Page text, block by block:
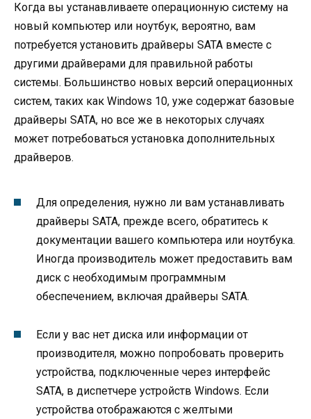
Когда вы устанавливаете операционную систему на
новый компьютер или ноутбук, вероятно, вам
потребуется установить драйверы SATA вместе с
другими драйверами для правильной работы
системы. Большинство новых версий операционных
систем, таких как Windows 10, уже содержат базовые
драйверы SATA, но все же в некоторых случаях
может потребоваться установка дополнительных
драйверов.
Для определения, нужно ли вам устанавливать
драйверы SATA, прежде всего, обратитесь к
документации вашего компьютера или ноутбука.
Иногда производитель может предоставить вам
диск с необходимым программным
обеспечением, включая драйверы SATA.
Если у вас нет диска или информации от
производителя, можно попробовать проверить
устройства, подключенные через интерфейс
SATA, в диспетчере устройств Windows. Если
устройства отображаются с желтыми